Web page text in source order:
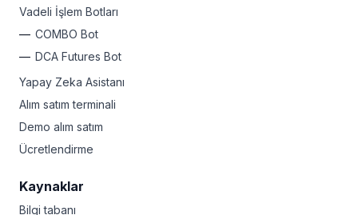
Vadeli İşlem Botları
COMBO Bot
DCA Futures Bot
Yapay Zeka Asistanı
Alım satım terminali
Demo alım satım
Ücretlendirme
Kaynaklar
Bilgi tabanı